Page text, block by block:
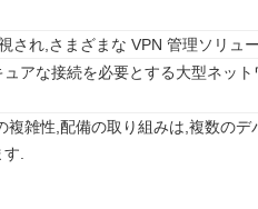
され,さまざまな VPN 管理ソリュ
アな接続を必要とする大型ネッ
複雑性,配備の取り組みは,複数の
.